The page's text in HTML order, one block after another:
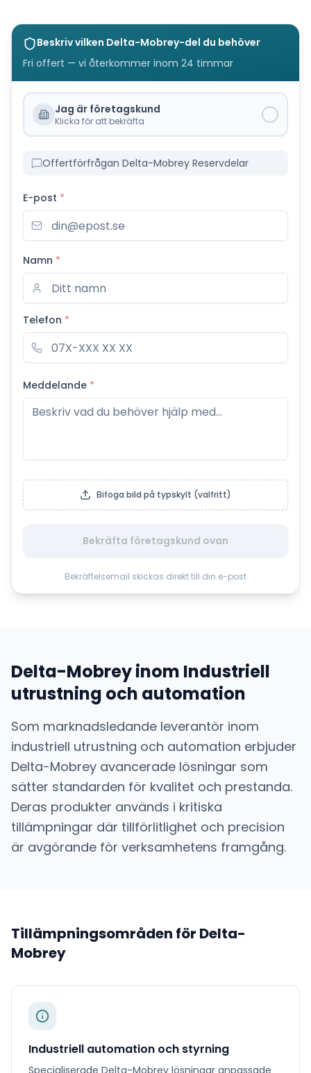
Beskriv vilken Delta-Mobrey-del du behöver
Fri offert — vi återkommer inom 24 timmar
Jag är företagskund
Klicka för att bekräfta
Offertförfrågan Delta-Mobrey Reservdelar
E-post *
Namn *
Telefon *
Meddelande *
Bifoga bild på typskylt (valfritt)
Bekräfta företagskund ovan
Bekräftelsemail skickas direkt till din e-post
Delta-Mobreyinom Industriell
utrustning och automation
Som marknadsledande leverantör inom
industriell utrustning och automation erbjuder
Delta-Mobrey avancerade lösningar som
sätter standarden för kvalitet och prestanda.
Deras produkter används i kritiska
tillämpningar där tillförlitlighet och precision
är avgörande för verksamhetens framgång.
Tillämpningsområden för Delta-
Mobrey
Industriell automation och styrning
Specialiserade Delta-Mobrey lösningar anpassade